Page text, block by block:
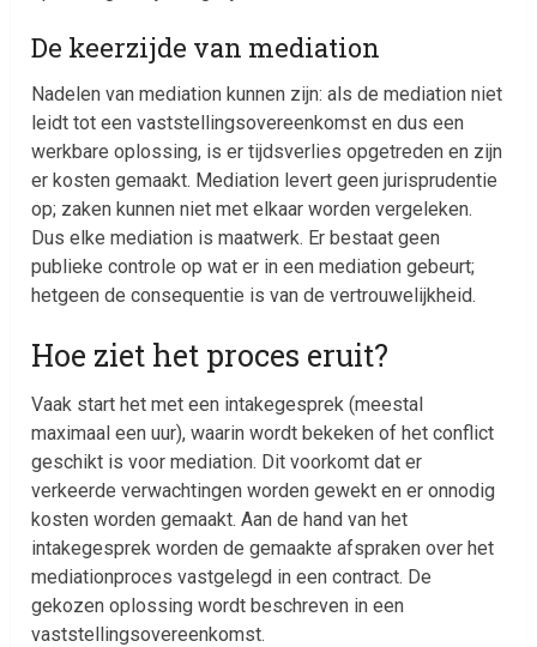
De keerzijde van mediation
Nadelen van mediation kunnen zijn: als de mediation niet
leidt tot een vaststellingsovereenkomst en dus een
werkbare oplossing, is er tijdsverlies opgetreden en zijn
er kosten gemaakt. Mediation levert geen jurisprudentie
op; zaken kunnen niet met elkaar worden vergeleken.
Dus elke mediation is maatwerk. Er bestaat geen
publieke controle op wat er in een mediation gebeurt;
hetgeen de consequentie is van de vertrouwelijkheid.
Hoe ziet het proces eruit?
Vaak start het met een intakegesprek (meestal
maximaal een uur), waarin wordt bekeken of het conflict
geschikt is voor mediation. Dit voorkomt dat er
verkeerde verwachtingen worden gewekt en er onnodig
kosten worden gemaakt. Aan de hand van het
intakegesprek worden de gemaakte afspraken over het
mediationproces vastgelegd in een contract. De
gekozen oplossing wordt beschreven in een
vaststellingsovereenkomst.